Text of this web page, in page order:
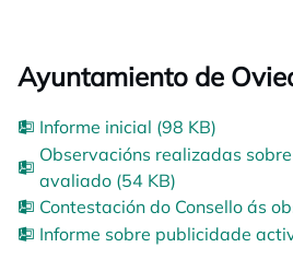
Ayuntamiento de
Informe inicial (98 KB)
Observacións realizadas
avaliado (54 KB)
Contestación do Consello ás
Informe sobre publicidade